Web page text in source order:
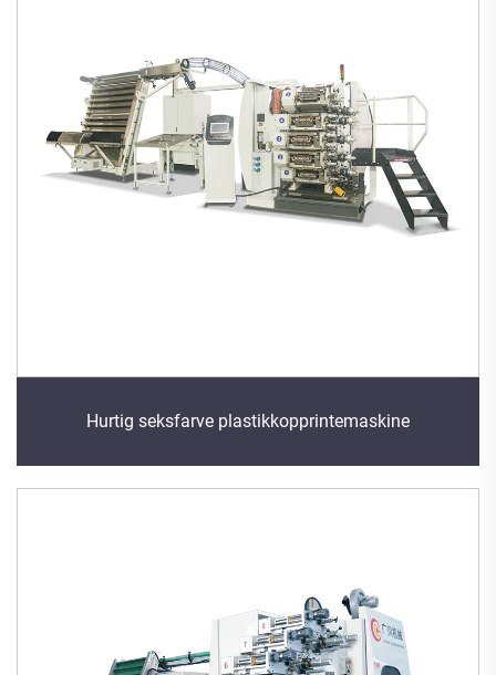
Hurtig seksfarve plastikkopprintemaskine